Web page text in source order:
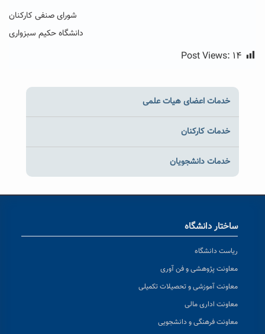
شورای صنفی کارکنان
دانشگاه حکیم سبزواری
Post Views: ۱۴
خدمات اعضای هیات علمی
خدمات کارکنان
خدمات دانشجویان
ساختار دانشگاه
ریاست دانشگاه
معاونت پژوهشی و فن آوری
معاونت آموزشی و تحصیلات تکمیلی
معاونت اداری مالی
معاونت فرهنگی و دانشجویی